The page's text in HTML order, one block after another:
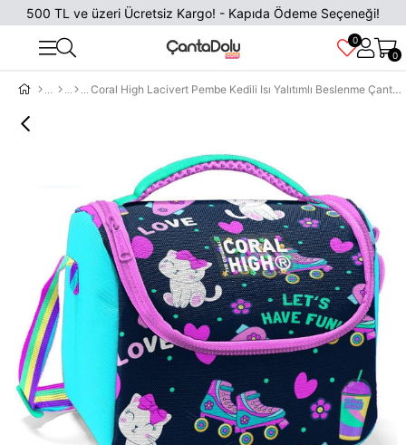
500 TL ve üzeri Ücretsiz Kargo! - Kapıda Ödeme Seçeneği!
0
0
Coral High Lacivert Pembe Kedili Isı Yalıtımlı Beslenme Çantası - Kız Çocuk